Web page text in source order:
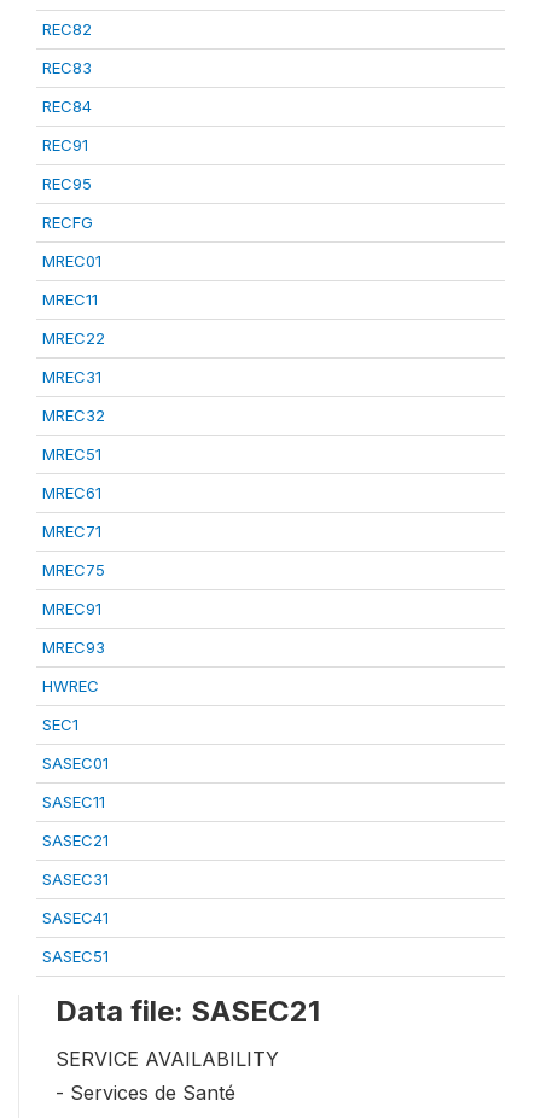
REC82
REC83
REC84
REC91
REC95
RECFG
MREC01
MREC11
MREC22
MREC31
MREC32
MREC51
MREC61
MREC71
MREC75
MREC91
MREC93
HWREC
SEC1
SASEC01
SASEC11
SASEC21
SASEC31
SASEC41
SASEC51
Data file: SASEC21
SERVICE AVAILABILITY
- Services de Santé